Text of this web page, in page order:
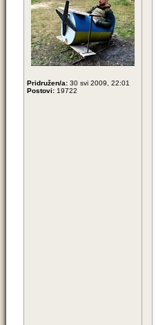
Pridružen/a: 30 svi 2009, 22:01
Postovi: 19722